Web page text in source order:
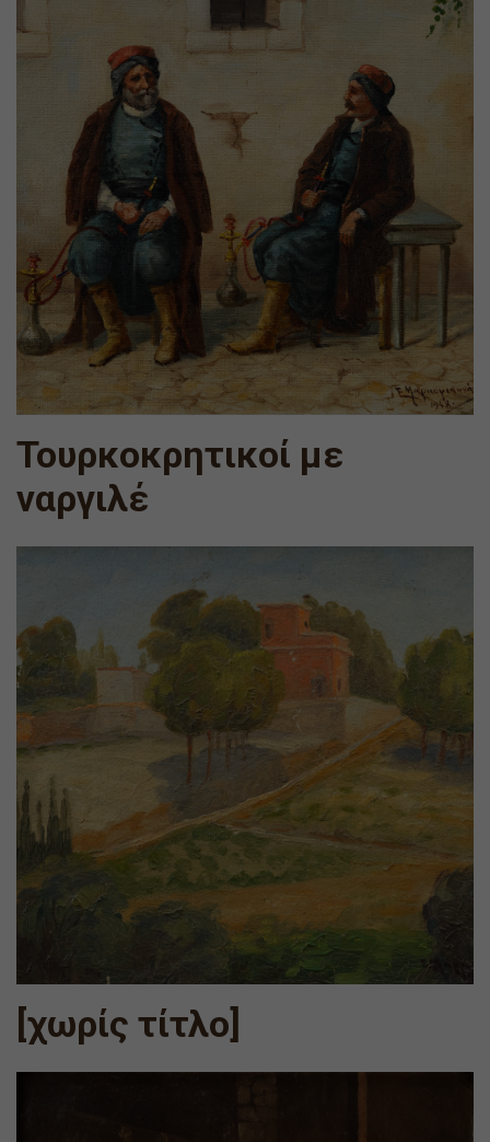
Τουρκοκρητικοί με
ναργιλέ
[χωρίς τίτλο]